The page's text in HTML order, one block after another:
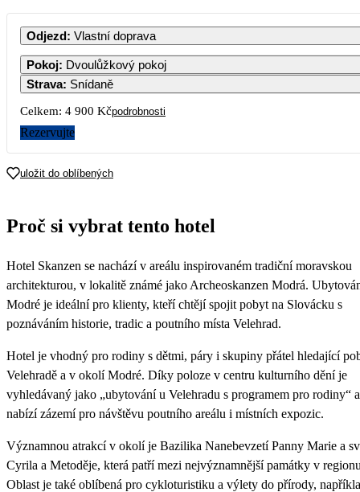
PO ÚT ST ČT PÁ SO NE
1 2
3 4 5 6 7 8 9
2 450 2 450 2 450 2 450 2 450 2 450
17
24 25 26 27
31
2 450
Odjezd: Vlastní doprava
Pokoj: Dvoulůžkový pokoj
Strava: Snídaně
Celkem: 4 900 Kčpodrobnosti
Rezervujte
uložit do oblíbených
Proč si vybrat tento hotel
Hotel Skanzen se nachází v areálu inspirovaném tradiční moravskou
architekturou, v lokalitě známé jako Archeoskanzen Modrá.
Modré je ideální pro klienty, kteří chtějí spojit pobyt na Slovácku s
poznáváním historie, tradic a poutního místa Velehrad.
Hotel je vhodný pro rodiny s dětmi, páry i skupiny přátel hledající
Velehradě a v okolí Modré. Díky poloze v centru kulturního dění je
vyhledávaný jako „ubytování u Velehradu s programem pro rodiny“ a
nabízí zázemí pro návštěvu poutního areálu i místních expozic.
Významnou atrakcí v okolí je Bazilika Nanebevzetí Panny Marie a
Cyrila a Metoděje, která patří mezi nejvýznamnější památky v
Oblast je také oblíbená pro cykloturistiku a výlety do přírody,